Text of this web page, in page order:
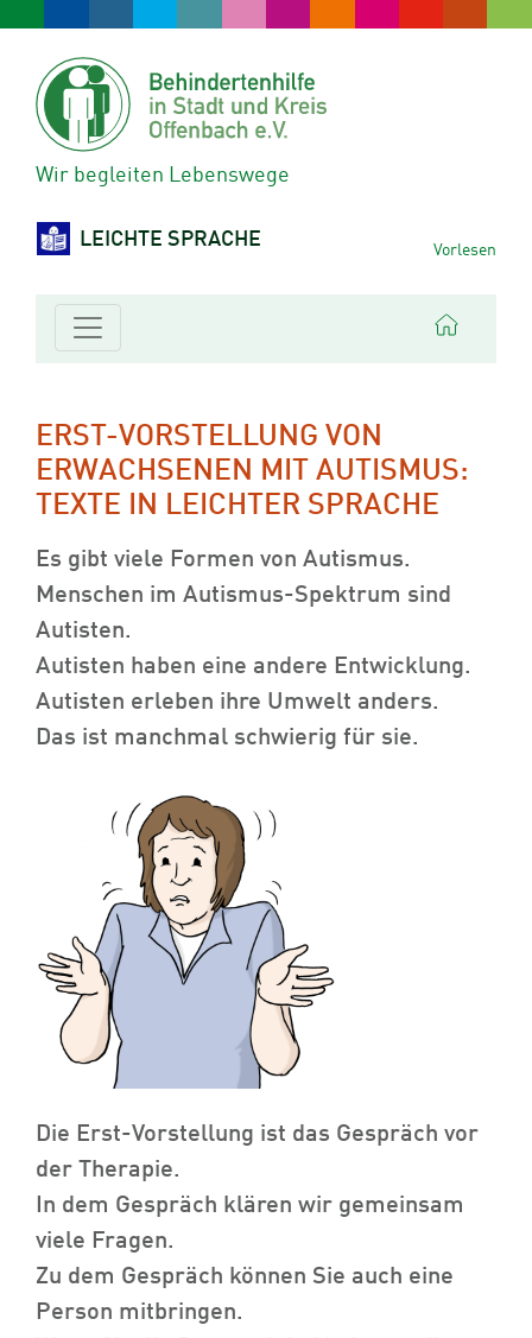
Wir begleiten Lebenswege
LEICHTE SPRACHE Vorlesen
ERST-VORSTELLUNG VON
ERWACHSENEN MIT AUTISMUS:
TEXTE IN LEICHTER SPRACHE
Es gibt viele Formen von Autismus.
Menschen im Autismus-Spektrum sind
Autisten.
Autisten haben eine andere Entwicklung.
Autisten erleben ihre Umwelt anders.
Das ist manchmal schwierig für sie.
Die Erst-Vorstellung ist das Gespräch vor
der Therapie.
In dem Gespräch klären wir gemeinsam
viele Fragen.
Zu dem Gespräch können Sie auch eine
Person mitbringen.